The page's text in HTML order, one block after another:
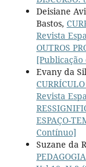
Deisiane
Bastos,
Revista
OUTROS
Evany da
Revista
ESPAÇO-
Contínuo]
Suzane da